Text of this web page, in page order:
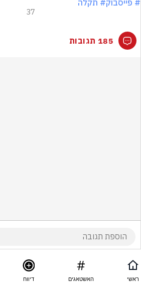
# פייסבוק# תקלה
37
185 תגובות
ראשי האשטאגים דיווח